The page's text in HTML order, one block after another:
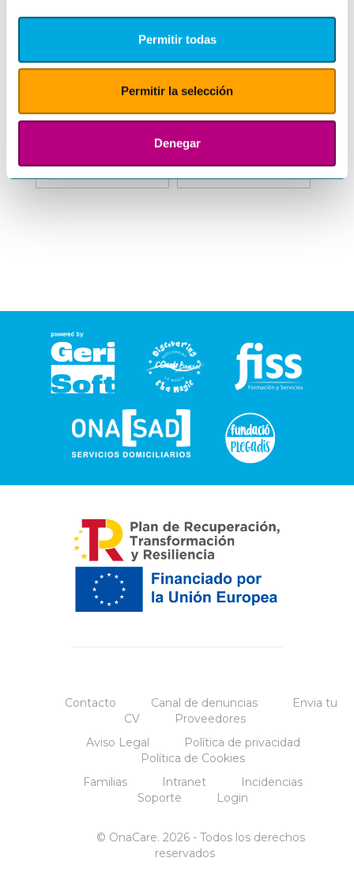
Permitir todas
Permitir la selección
Denegar
Contacto Canal de denuncias
Envia tu
CV
Proveedores
Aviso Legal
Política de privacidad
Política de Cookies
Familias
Intranet
Incidencias
Soporte
Login
© OnaCare. 2026 - Todos los derechos
reservados